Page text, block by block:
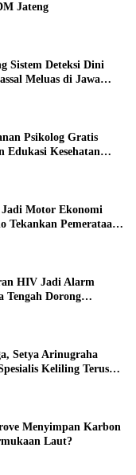
Jateng
Sistem Deteksi Dini
Meluas di Jawa
Psikolog Gratis
Edukasi Kesehatan
Motor Ekonomi
Tekankan Pemerataan
HIV Jadi Alarm
Tengah Dorong
Setya Arinugraha
Keliling Terus
Menyimpan Karbon
Laut?